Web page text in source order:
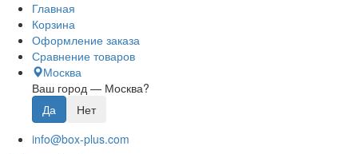
Главная
Корзина
Оформление заказа
Сравнение товаров
Москва
Ваш город — Москва?
info@box-plus.com